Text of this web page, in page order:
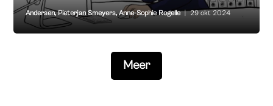
Andersen,Pieterjan Smeyers,Anne-Sophie Rogelle | 29 okt 2024
Meer